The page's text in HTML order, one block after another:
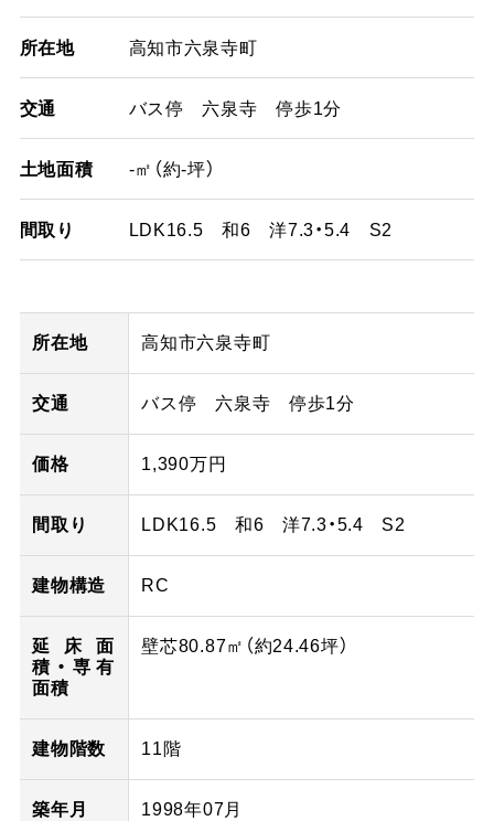
所在地 高知市六泉寺町
交通 バス停 六泉寺 停歩1分
土地面積 -㎡（約-坪）
間取り LDK16.5 和6 洋7.3・5.4 S2
所在地 高知市六泉寺町
交通 バス停 六泉寺 停歩1分
価格 1,390万円
間取り LDK16.5 和6 洋7.3・5.4 S2
建物構造 RC
延床面
積・専有
面積
壁芯80.87㎡（約24.46坪）
建物階数 11階
築年月 1998年07月